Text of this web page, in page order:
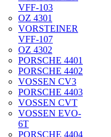
VFF-103
OZ 4301
VORSTEINER
VFF-107
OZ 4302
PORSCHE 4401
PORSCHE 4402
VOSSEN CV3
PORSCHE 4403
VOSSEN CVT
VOSSEN EVO-
6T
PORSCHE 4404